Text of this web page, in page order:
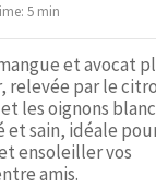
5 min
et avocat
relevée par le
les oignons
et sain, idéale
ensoleiller vos
amis.